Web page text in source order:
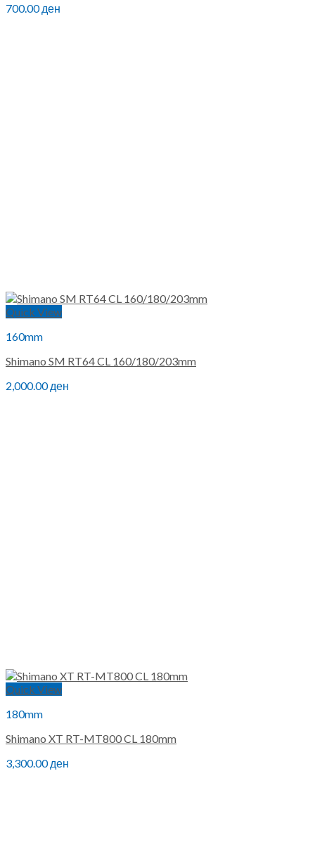
700.00ден
Quick View
160mm
Shimano SM RT64 CL 160/180/203mm
2,000.00ден
Quick View
180mm
Shimano XT RT-MT800 CL 180mm
3,300.00ден